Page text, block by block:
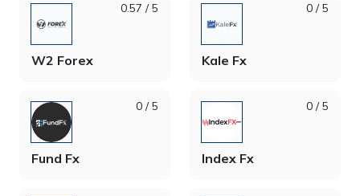
0.57 / 5
W2 Forex
0 / 5
Kale Fx
0 / 5
Fund Fx
0 / 5
Index Fx